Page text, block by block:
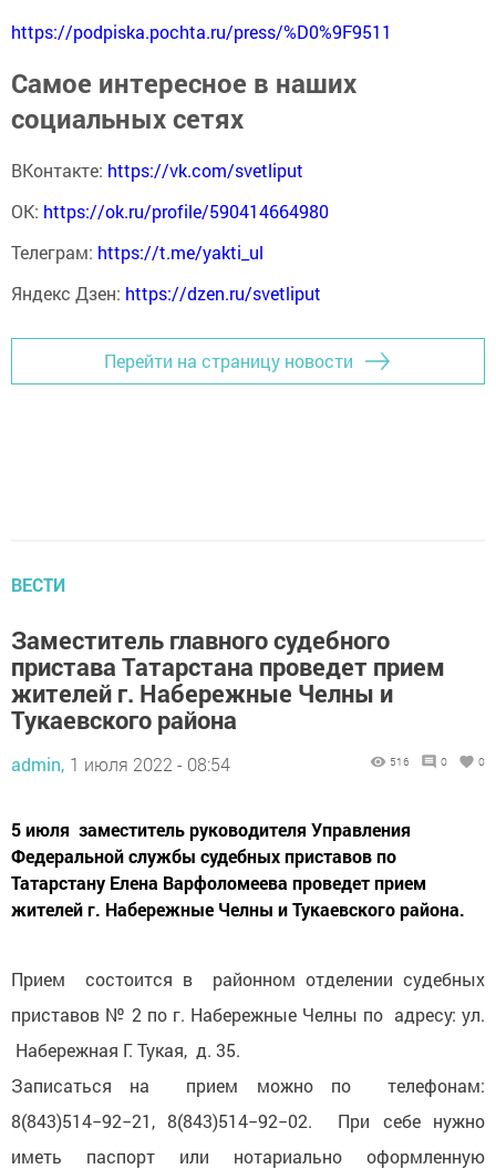
https://podpiska.pochta.ru/press/%D0%9F9511
Самое интересное в наших
социальных сетях
ВКонтакте: https://vk.com/svetliput
ОК: https://ok.ru/profile/590414664980
Телеграм: https://t.me/yakti_ul
Яндекс Дзен: https://dzen.ru/svetliput
Перейти на страницу новости
ВЕСТИ
Заместитель главного судебного
пристава Татарстана проведет прием
жителей г. Набережные Челны и
Тукаевского района
admin, 1 июля 2022 - 08:54 516 0 0
5 июля заместитель руководителя Управления
Федеральной службы судебных приставов по
Татарстану Елена Варфоломеева проведет прием
жителей г. Набережные Челны и Тукаевского района.
Прием состоится в районном отделении судебных
приставов № 2 по г. Набережные Челны по адресу: ул.
Набережная Г. Тукая, д. 35.
Записаться на прием можно по телефонам:
8(843)514−92−21, 8(843)514−92−02. При себе нужно
иметь паспорт или нотариально оформленную